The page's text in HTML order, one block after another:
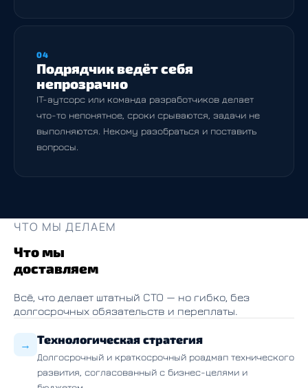
04
Подрядчик ведёт себя
непрозрачно
IT-аутсорс или команда разработчиков делает
что-то непонятное, сроки срываются, задачи не
выполняются. Некому разобраться и поставить
вопросы.
ЧТО МЫ ДЕЛАЕМ
Что мы
доставляем
Всё, что делает штатный CTO — но гибко, без
долгосрочных обязательств и переплаты.
→ Технологическая стратегия
Долгосрочный и краткосрочный роадмап технического
развития, согласованный с бизнес-целями и